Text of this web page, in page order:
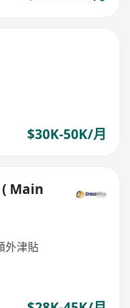
$30K-50K/月
Main
外津貼